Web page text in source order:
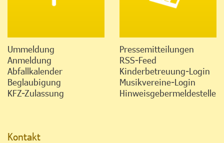
Ummeldung
Anmeldung
Abfallkalender
Beglaubigung
KFZ-Zulassung
Pressemitteilungen
RSS-Feed
Kinderbetreuung-Login
Musikvereine-Login
Hinweisgebermeldestelle
Kontakt